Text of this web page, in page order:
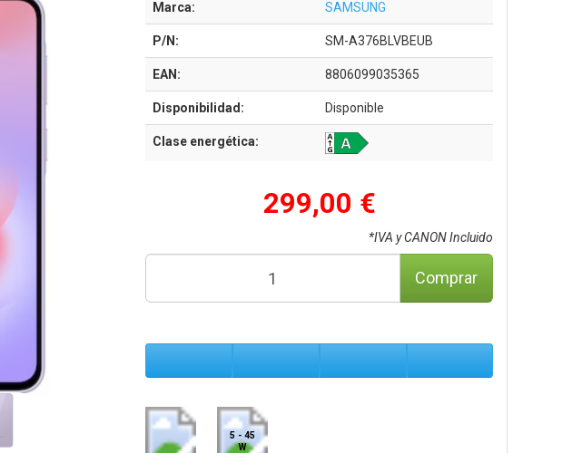
Marca: SAMSUNG
P/N: SM-A376BLVBEUB
EAN: 8806099035365
Disponibilidad: Disponible
Clase energética:
299,00 €
*IVA y CANON Incluido
Comprar
5 - 45
W